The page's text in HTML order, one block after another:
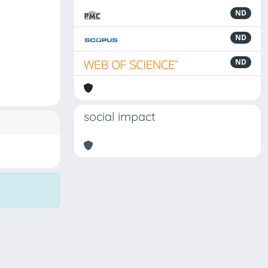
ND
ND
ND
social impact